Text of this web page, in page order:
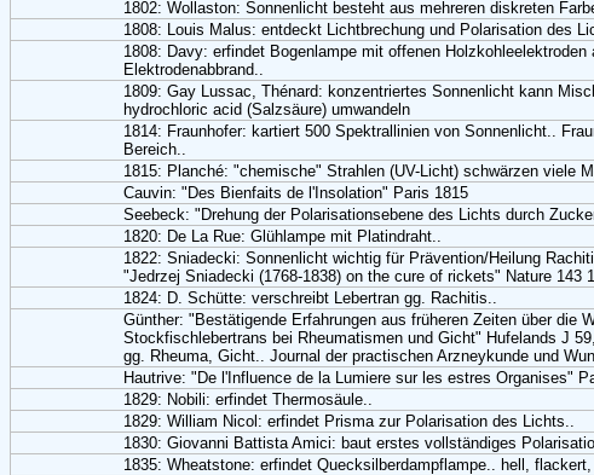
1802: Wollaston: Sonnenlicht besteht aus mehreren diskreten
1808: Louis Malus: entdeckt Lichtbrechung und Polarisation des
1808: Davy: erfindet Bogenlampe mit offenen Holzkohleelektroden
Elektrodenabbrand..
1809: Gay Lussac, Thénard: konzentriertes Sonnenlicht kann
hydrochloric acid (Salzsäure) umwandeln
1814: Fraunhofer: kartiert 500 Spektrallinien von Sonnenlicht..
Bereich..
1815: Planché: "chemische" Strahlen (UV-Licht) schwärzen viele
Cauvin: "Des Bienfaits de l'Insolation" Paris 1815
Seebeck: "Drehung der Polarisationsebene des Lichts durch
1820: De La Rue: Glühlampe mit Platindraht..
1822: Sniadecki: Sonnenlicht wichtig für Prävention/Heilung
"Jedrzej Sniadecki (1768-1838) on the cure of rickets" Nature 143
1824: D. Schütte: verschreibt Lebertran gg. Rachitis..
Günther: "Bestätigende Erfahrungen aus früheren Zeiten über die
Stockfischlebertrans bei Rheumatismen und Gicht" Hufelands J
gg. Rheuma, Gicht.. Journal der practischen Arzneykunde und
Hautrive: "De l'Influence de la Lumiere sur les estres Organises"
1829: Nobili: erfindet Thermosäule..
1829: William Nicol: erfindet Prisma zur Polarisation des Lichts..
1830: Giovanni Battista Amici: baut erstes vollständiges
1835: Wheatstone: erfindet Quecksilberdampflampe.. hell, flackert,